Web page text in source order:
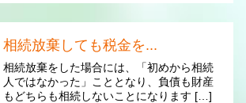
相続放棄しても税金を...
相続放棄をした場合には、「初めから相続
人ではなかった」こととなり、負債も財産
もどちらも相続しないことになります […]